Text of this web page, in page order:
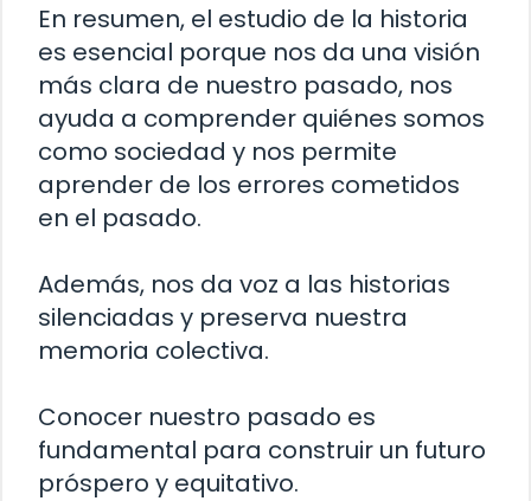
En resumen, el estudio de la historia
es esencial porque nos da una visión
más clara de nuestro pasado, nos
ayuda a comprender quiénes somos
como sociedad y nos permite
aprender de los errores cometidos
en el pasado.
Además, nos da voz a las historias
silenciadas y preserva nuestra
memoria colectiva.
Conocer nuestro pasado es
fundamental para construir un futuro
próspero y equitativo.